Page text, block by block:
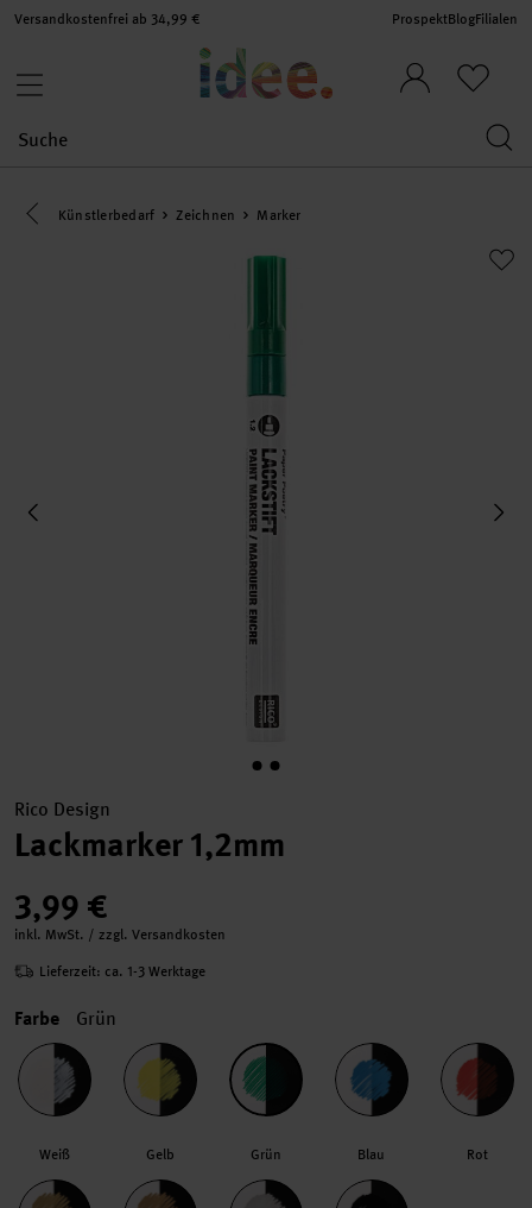
Versandkostenfrei ab 34,99 € ProspektBlogFilialen
Eine Kategorie zurück navigieren
Künstlerbedarf Zeichnen Marker
Rico Design
Lackmarker 1,2mm
3,99 €
inkl. MwSt. / zzgl. Versandkosten
Lieferzeit: ca. 1-3 Werktage
Farbe Grün
Weiß Gelb Grün Blau Rot